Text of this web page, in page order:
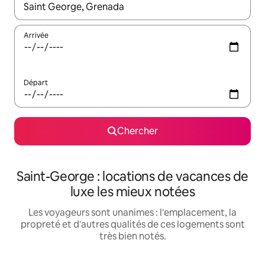
Quand les résultats sont affichés, parcourez-les en utilisant
Arrivée
Départ
Chercher
Saint-George : locations de vacances de
luxe les mieux notées
Les voyageurs sont unanimes : l'emplacement, la
propreté et d'autres qualités de ces logements sont
très bien notés.